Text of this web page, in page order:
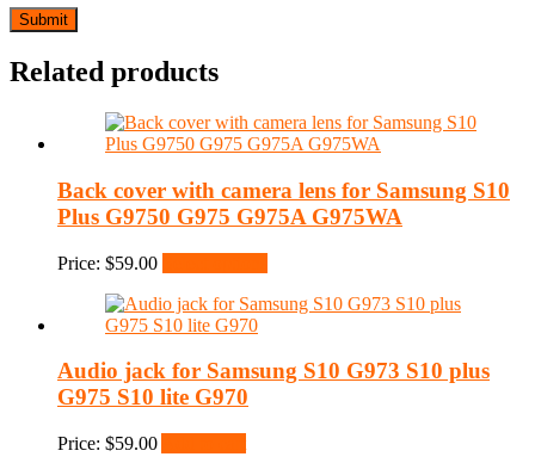
Related products
Back cover with camera lens for Samsung S10
Plus G9750 G975 G975A G975WA
Price: $59.00
Audio jack for Samsung S10 G973 S10 plus
G975 S10 lite G970
Price: $59.00